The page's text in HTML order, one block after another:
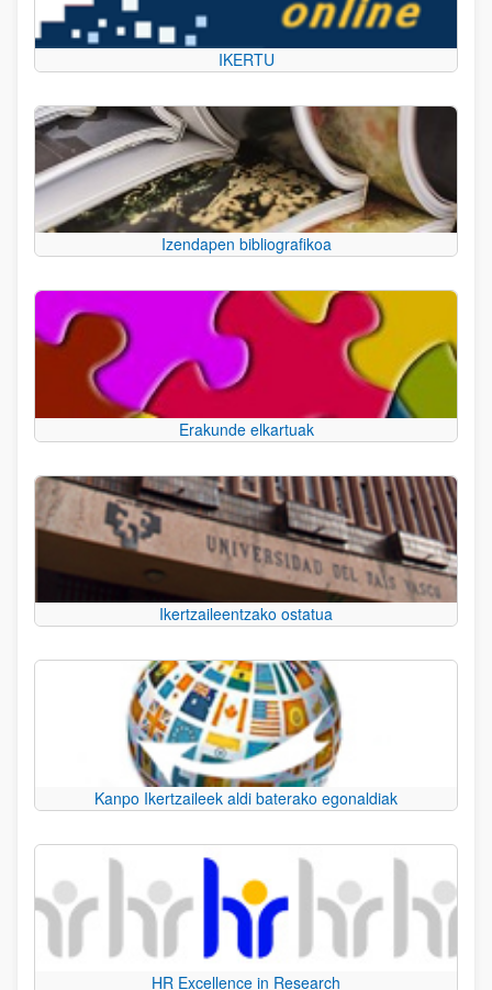
IKERTU
Izendapen bibliografikoa
Erakunde elkartuak
Ikertzaileentzako ostatua
Kanpo Ikertzaileek aldi baterako egonaldiak
HR Excellence in Research